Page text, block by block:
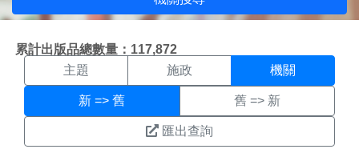
累計出版品總數量：117,872
機關搜尋結果頁面
主題 施政 機關
新 => 舊 舊 => 新
匯出查詢